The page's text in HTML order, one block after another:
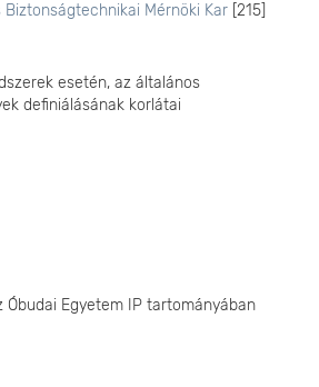
Biztonságtechnikai Mérnöki Kar [215]
esetén, az általános
definiálásának korlátai
Óbudai Egyetem IP tartományában